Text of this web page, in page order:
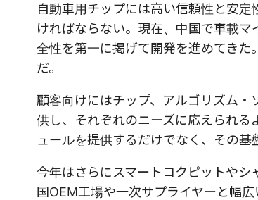
自動車用チップには高い信頼性と安
ければならない。現在、中国で車載
全性を第一に掲げて開発を進めてき
だ。
顧客向けにはチップ、アルゴリズム
供し、それぞれのニーズに応えられ
ュールを提供するだけでなく、その基
今年はさらにスマートコクピットや
国OEM工場や一次サプライヤーと幅